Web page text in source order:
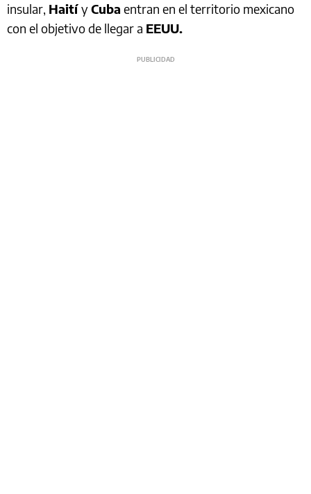
insular, HaitíyCuba entran en el territorio mexicano
con el objetivo de llegar a EEUU.